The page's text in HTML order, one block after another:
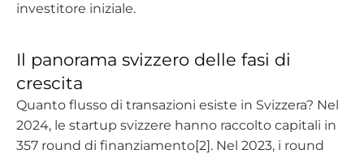
investitore iniziale.
Il panorama svizzero delle fasi di
crescita
Quanto flusso di transazioni esiste in Svizzera? Nel
2024, le startup svizzere hanno raccolto capitali in
357 round di finanziamento[2]. Nel 2023, i round